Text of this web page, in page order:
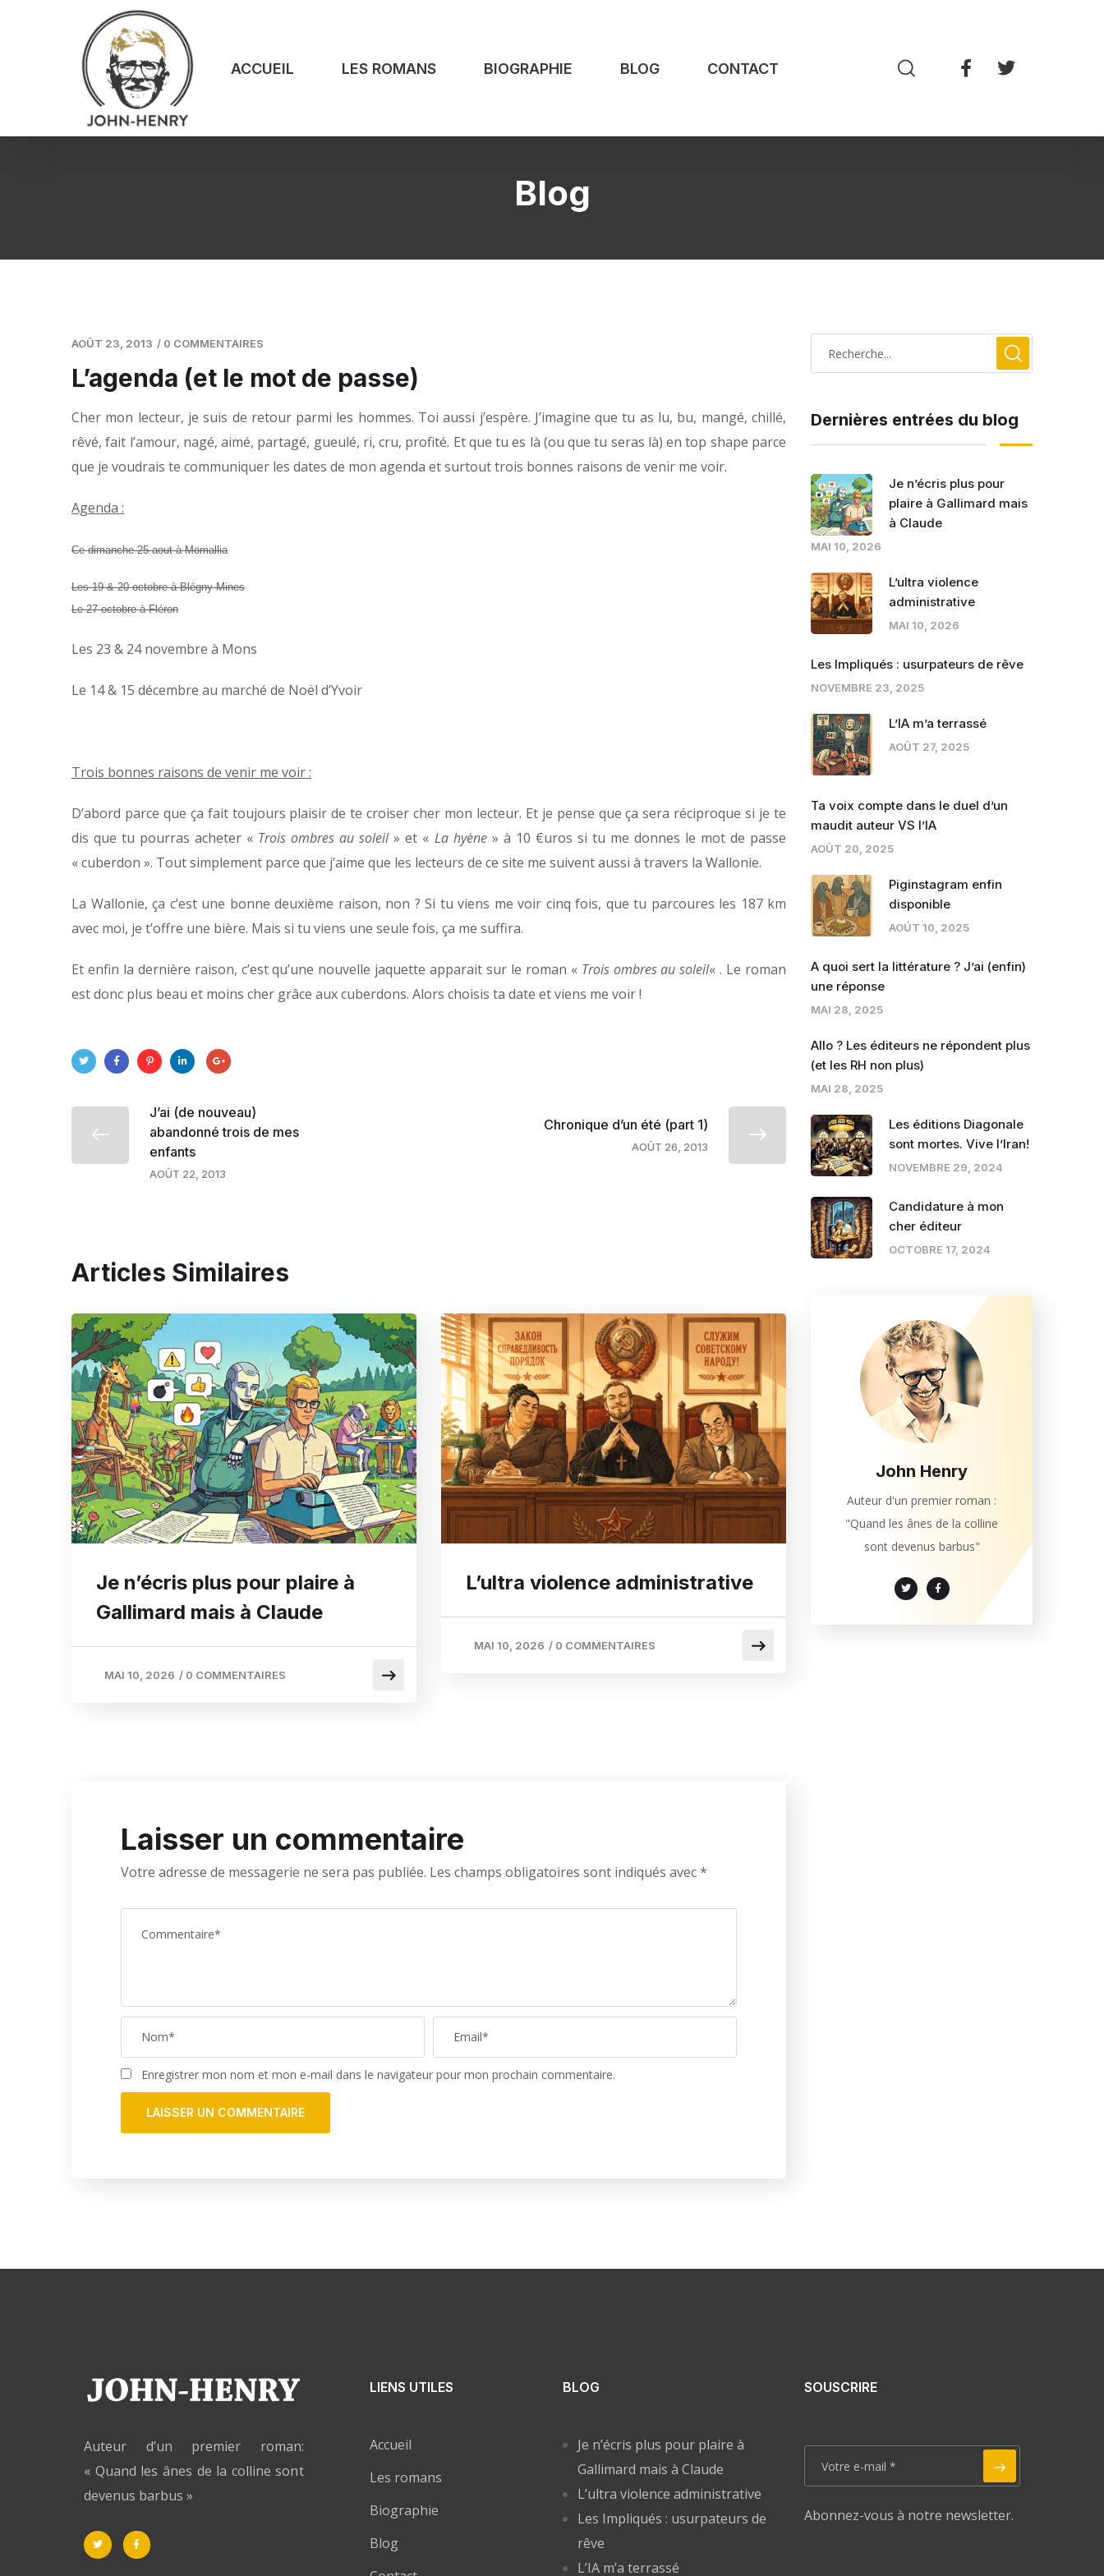
ACCUEIL LES ROMANS BIOGRAPHIE BLOG CONTACT
Blog
AOÛT 23, 2013 / 0 COMMENTAIRES
L’agenda (et le mot de passe)
Cher mon lecteur, je suis de retour parmi les hommes. Toi aussi j’espère. J’imagine que tu as lu, bu, mangé, chillé,
rêvé, fait l’amour, nagé, aimé, partagé, gueulé, ri, cru, profité. Et que tu es là (ou que tu seras là) en top shape parce
que je voudrais te communiquer les dates de mon agenda et surtout trois bonnes raisons de venir me voir.
Agenda :
Ce dimanche 25 aout à Momallia
Les 19 & 20 octobre à Blégny-Mines
Le 27 octobre à Fléron
Les 23 & 24 novembre à Mons
Le 14 & 15 décembre au marché de Noël d’Yvoir
Trois bonnes raisons de venir me voir :
D’abord parce que ça fait toujours plaisir de te croiser cher mon lecteur. Et je pense que ça sera réciproque si je te
dis que tu pourras acheter « Trois ombres au soleil» et « La hyène» à 10 €uros si tu me donnes le mot de passe
« cuberdon ». Tout simplement parce que j’aime que les lecteurs de ce site me suivent aussi à travers la Wallonie.
La Wallonie, ça c’est une bonne deuxième raison, non ? Si tu viens me voir cinq fois, que tu parcoures les 187 km
avec moi, je t’offre une bière. Mais si tu viens une seule fois, ça me suffira.
Et enfin la dernière raison, c’est qu’une nouvelle jaquette apparait sur le roman « Trois ombres au soleil« . Le roman
est donc plus beau et moins cher grâce aux cuberdons. Alors choisis ta date et viens me voir !
J’ai (de nouveau)
abandonné trois de mes
enfants
AOÛT 22, 2013
Chronique d’un été (part 1)
AOÛT 26, 2013
Articles Similaires
Je n’écris plus pour plaire à
Gallimard mais à Claude
MAI 10, 2026 / 0 COMMENTAIRES
L’ultra violence administrative
MAI 10, 2026 / 0 COMMENTAIRES
Laisser un commentaire
Votre adresse de messagerie ne sera pas publiée. Les champs obligatoires sont indiqués avec*
Enregistrer mon nom et mon e-mail dans le navigateur pour mon prochain commentaire.
Dernières entrées du blog
Je n’écris plus pour
plaire à Gallimard mais
à Claude
MAI 10, 2026
L’ultra violence
administrative
MAI 10, 2026
Les Impliqués : usurpateurs de rêve
NOVEMBRE 23, 2025
L’IA m’a terrassé
AOÛT 27, 2025
Ta voix compte dans le duel d’un
maudit auteur VS l’IA
AOÛT 20, 2025
Piginstagram enfin
disponible
AOÛT 10, 2025
A quoi sert la littérature ? J’ai (enfin)
une réponse
MAI 28, 2025
Allo ? Les éditeurs ne répondent plus
(et les RH non plus)
MAI 28, 2025
Les éditions Diagonale
sont mortes. Vive l’Iran!
NOVEMBRE 29, 2024
Candidature à mon
cher éditeur
OCTOBRE 17, 2024
John Henry
Auteur d'un premier roman :
"Quand les ânes de la colline
sont devenus barbus"
Auteur d’un premier roman:
« Quand les ânes de la colline sont
devenus barbus »
LIENS UTILES
Accueil
Les romans
Biographie
Blog
BLOG
Je n’écris plus pour plaire à
Gallimard mais à Claude
L’ultra violence administrative
Les Impliqués : usurpateurs de
rêve
L’IA m’a terrassé
SOUSCRIRE
Abonnez-vous à notre newsletter.